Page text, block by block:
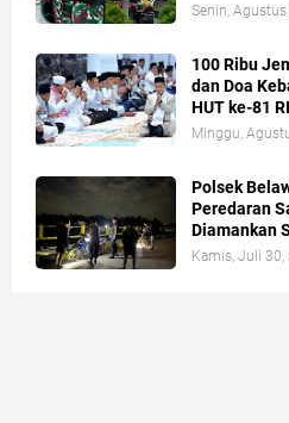
Senin,
100 Ribu
dan Doa
HUT ke-81 RI
Minggu,
Polsek
Peredaran
Diamankan
Kamis, Juli 30,